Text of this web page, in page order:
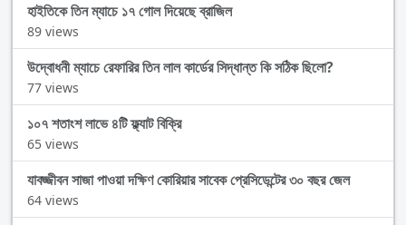
হাইতিকে তিন ম্যাচে ১৭ গোল দিয়েছে ব্রাজিল
89 views
উদ্বোধনী ম্যাচে রেফারির তিন লাল কার্ডের সিদ্ধান্ত কি সঠিক ছিলো?
77 views
১০৭ শতাংশ লাভে ৪টি ফ্ল্যাট বিক্রি
65 views
যাবজ্জীবন সাজা পাওয়া দক্ষিণ কোরিয়ার সাবেক প্রেসিডেন্টের ৩০ বছর জেল
64 views